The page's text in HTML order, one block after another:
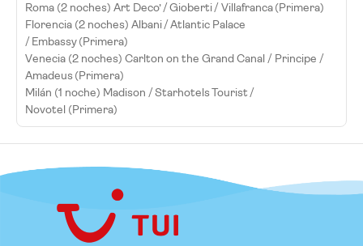
Roma (2 noches) Art Deco’ / Gioberti / Villafranca (Primera)
Florencia (2 noches) Albani / Atlantic Palace
/ Embassy (Primera)
Venecia (2 noches) Carlton on the Grand Canal / Principe /
Amadeus (Primera)
Milán (1 noche) Madison / Starhotels Tourist /
Novotel (Primera)